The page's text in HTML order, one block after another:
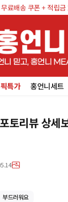
료배송 쿠폰 + 적립
특가 홍언니세트
포토리뷰 상세
부드러워요